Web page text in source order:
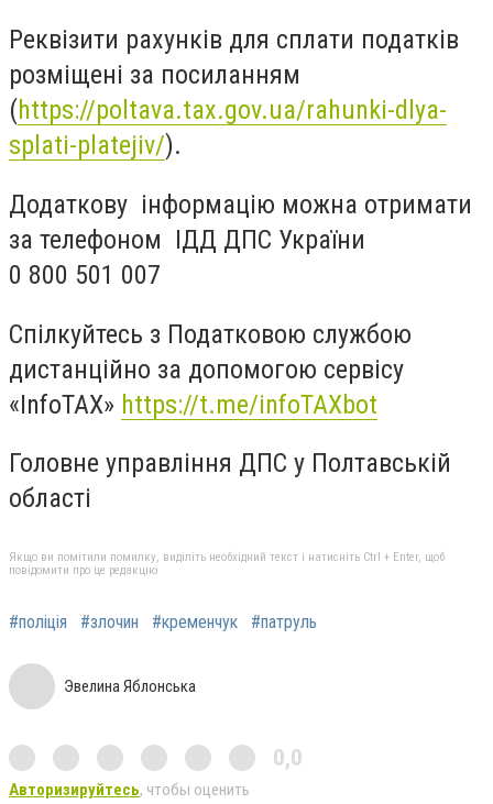
Реквізити рахунків для сплати податків
розміщені за посиланням
(https://poltava.tax.gov.ua/rahunki-dlya-
splati-platejiv/).
Додаткову інформацію можна отримати
за телефоном ІДД ДПС України
0 800 501 007
Спілкуйтесь з Податковою службою
дистанційно за допомогою сервісу
«InfoTAX» https://t.me/infoTAXbot
Головне управління ДПС у Полтавській
області
Якщо ви помітили помилку, виділіть необхідний текст і натисніть Ctrl + Enter, щоб
повідомити про це редакцію
#поліція #злочин #кременчук #патруль
Эвелина Яблонська
0,0
Авторизируйтесь, чтобы оценить